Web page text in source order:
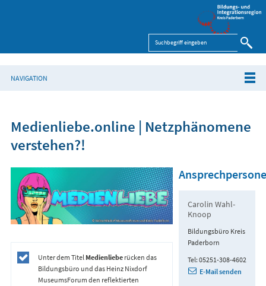
NAVIGATION
Medienliebe.online | Netzphänomene
verstehen?!
Unter dem Titel Medienliebe rücken das
Bildungsbüro und das Heinz Nixdorf
MuseumsForum den reflektierten
Carolin Wahl-
Knoop
Bildungsbüro Kreis
Paderborn
Tel: 05251-308-4602
E-Mail senden